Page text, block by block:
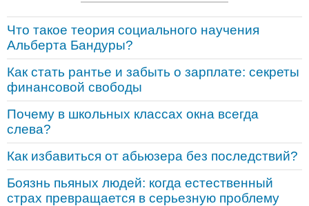
Что такое теория социального научения
Альберта Бандуры?
Как стать рантье и забыть о зарплате: секреты
финансовой свободы
Почему в школьных классах окна всегда
слева?
Как избавиться от абьюзера без последствий?
Боязнь пьяных людей: когда естественный
страх превращается в серьезную проблему